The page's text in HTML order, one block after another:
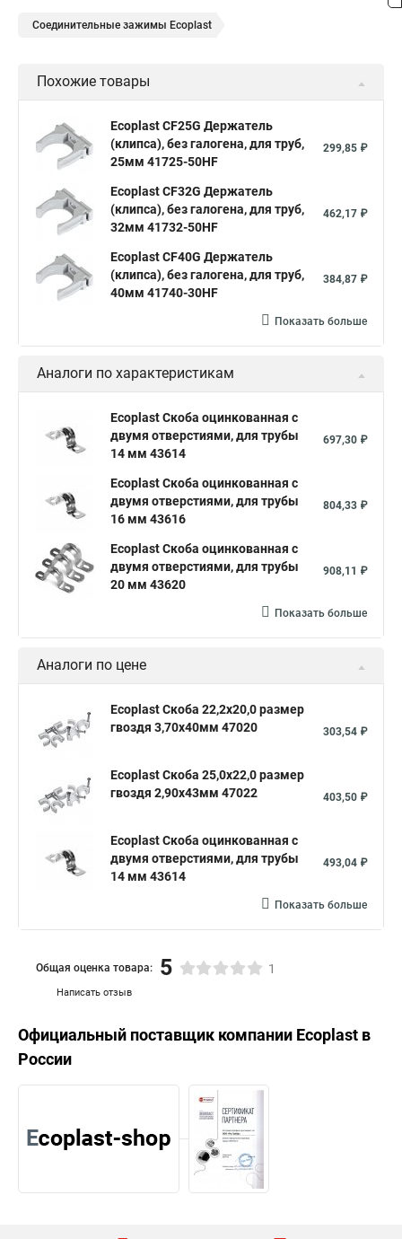
Соединительные зажимы Ecoplast
Похожие товары
Ecoplast CF25G Держатель
(клипса), без галогена, для труб,
25мм 41725-50HF
299,85 ₽
Ecoplast CF32G Держатель
(клипса), без галогена, для труб,
32мм 41732-50HF
462,17 ₽
Ecoplast CF40G Держатель
(клипса), без галогена, для труб,
40мм 41740-30HF
384,87 ₽
Показать больше
Аналоги по характеристикам
Ecoplast Скоба оцинкованная с
двумя отверстиями, для трубы
14 мм 43614
697,30 ₽
Ecoplast Скоба оцинкованная с
двумя отверстиями, для трубы
16 мм 43616
804,33 ₽
Ecoplast Скоба оцинкованная с
двумя отверстиями, для трубы
20 мм 43620
908,11 ₽
Показать больше
Аналоги по цене
Ecoplast Скоба 22,2х20,0 размер
гвоздя 3,70х40мм 47020
303,54 ₽
Ecoplast Скоба 25,0х22,0 размер
гвоздя 2,90х43мм 47022
403,50 ₽
Ecoplast Скоба оцинкованная с
двумя отверстиями, для трубы
14 мм 43614
493,04 ₽
Показать больше
Написать отзыв
Общая оценка товара: 5 1
Официальный поставщик компании Ecoplast в
России